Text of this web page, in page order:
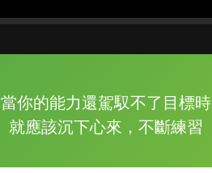
當你的能力還駕馭不了目標時
就應該沉下心來，不斷練習
的品牌故事